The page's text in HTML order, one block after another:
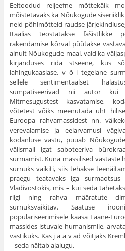
Eeltoodud reljeefne mõttekäik
mõistetavaks ka Nõukogude
neid põhimõtteid raudse
Itaalias teostatakse fašistlikke
rakendamise kõrval püütakse
ainult Nõukogude maal, vaid ka
kirjanduses rida stseene, kus
lahingukaaslase, v õ i tegelane
sellele sentimentaalset
sümpatiseerivad nii autor kui
Mitmesugustest kasvatamise,
võtetest võiks meenutada üht
Euroopa rahvamassidest nn.
verevalamise ja eelarvamusi
kodanluse vastu, püüab
välismail igat saboteeriva
surmamist. Kuna massilised vastaste
surnuks vaikiti, siis tehakse
praegu teatavaks iga surmaotsus
Vladivostokis, mis – kui seda
riigi ning rahva määratute
surnuksvaikitav. Saatuse
populariseerimisele kaasa Lääne-
massides istuvale humanismile,
vastikuks. Kas j ä ä v ad võitjaks
– seda näitab ajalugu.